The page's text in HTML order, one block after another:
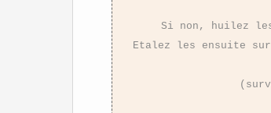
Si non, huilez
Etalez les ensuite